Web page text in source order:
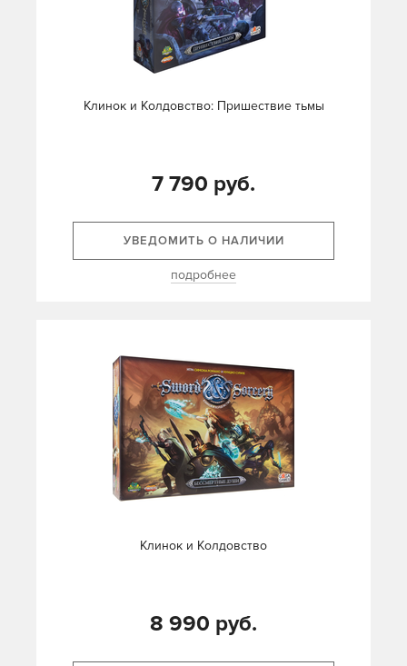
Клинок и Колдовство: Пришествие тьмы
7 790 руб.
УВЕДОМИТЬ О НАЛИЧИИ
подробнее
Клинок и Колдовство
8 990 руб.